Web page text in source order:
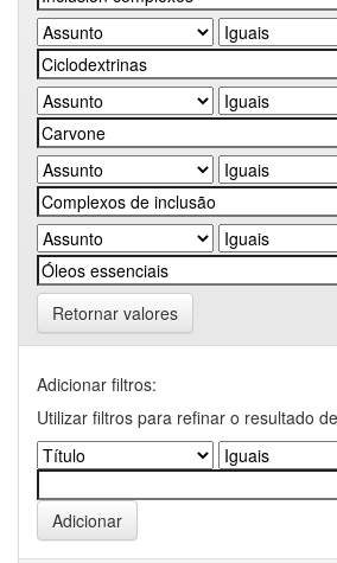
Retornar valores
Adicionar filtros:
Utilizar filtros para refinar o resultado